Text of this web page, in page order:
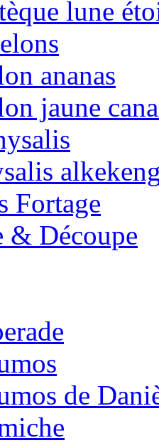
lune
ananas
jaune
Fortage
& Découpe
de